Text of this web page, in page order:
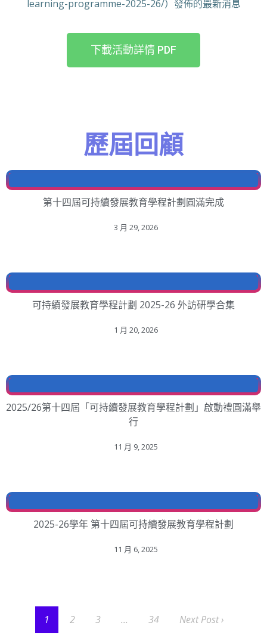
learning-programme-2025-26/）發佈的最新消息
下載活動詳情 PDF
歷屆回顧
第十四屆可持續發展教育學程計劃圓滿完成
3 月 29, 2026
可持續發展教育學程計劃 2025-26 外訪研學合集
1 月 20, 2026
2025/26第十四屆「可持續發展教育學程計劃」啟動禮圓滿舉
行
11 月 9, 2025
2025-26學年 第十四屆可持續發展教育學程計劃
11 月 6, 2025
1 2 3 ... 34 Next Post ›